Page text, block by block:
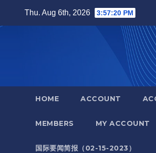
Thu. Aug 6th, 2026 3:57:21 PM
HOME ACCOUNT
MEMBERS MY ACCOUNT
国际要闻简报（02-15-2023）